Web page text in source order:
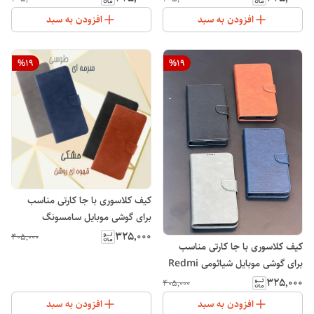
افزودن به سبد افزودن به سبد
%19
کیف کلاسوری با جا کارتی مناسب
برای گوشی موبایل شیائومی Redmi
13C
۳۲۵٬۰۰۰ ۴۰۵٬۰۰۰
افزودن به سبد
%19
کیف کلاسوری با جا کارتی مناسب
برای گوشی موبایل سامسونگ
Galaxy A15
۳۲۵٬۰۰۰ ۴۰۵٬۰۰۰
افزودن به سبد